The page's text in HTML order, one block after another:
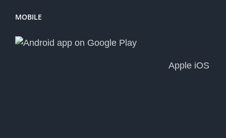
MOBILE
Apple iOS